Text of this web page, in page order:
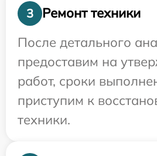
3
Ремонт техники
После детального
предоставим на
работ, сроки
приступим к
техники.